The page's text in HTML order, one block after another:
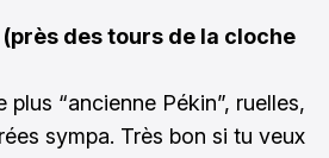
des tours de la cloche
plus “ancienne Pékin”, ruelles,
sympa. Très bon si tu veux